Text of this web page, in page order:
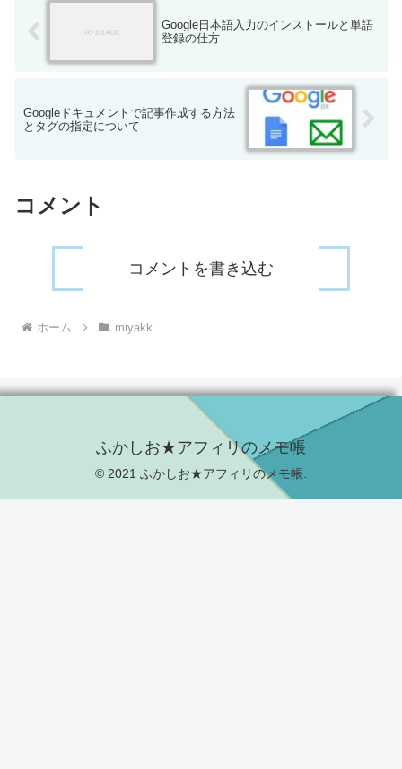
Google日本語入力のインストールと単語
登録の仕方
Googleドキュメントで記事作成する方法
とタグの指定について
コメント
コメントを書き込む
ホーム miyakk
ふかしお★アフィリのメモ帳
© 2021 ふかしお★アフィリのメモ帳.